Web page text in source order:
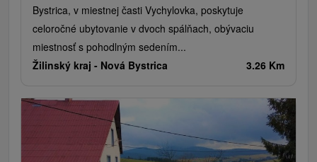
Bystrica, v miestnej časti Vychylovka, poskytuje
celoročné ubytovanie v dvoch spálňach, obývaciu
miestnosť s pohodlným sedením...
Žilinský kraj - Nová Bystrica 3.26 Km